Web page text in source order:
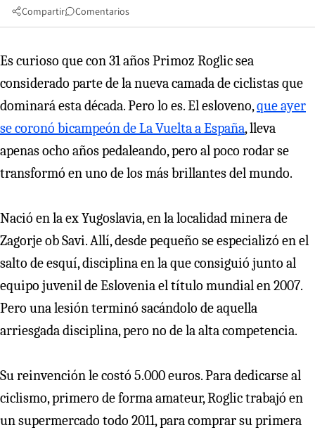
Compartir Comentarios
Es curioso que con 31 años Primoz Roglic sea
considerado parte de la nueva camada de ciclistas que
dominará esta década. Pero lo es. El esloveno,que ayer
se coronó bicampeón de La Vuelta a España, lleva
apenas ocho años pedaleando, pero al poco rodar se
transformó en uno de los más brillantes del mundo.
Nació en la ex Yugoslavia, en la localidad minera de
Zagorje ob Savi. Allí, desde pequeño se especializó en el
salto de esquí, disciplina en la que consiguió junto al
equipo juvenil de Eslovenia el título mundial en 2007.
Pero una lesión terminó sacándolo de aquella
arriesgada disciplina, pero no de la alta competencia.
Su reinvención le costó 5.000 euros. Para dedicarse al
ciclismo, primero de forma amateur, Roglic trabajó en
un supermercado todo 2011, para comprar su primera